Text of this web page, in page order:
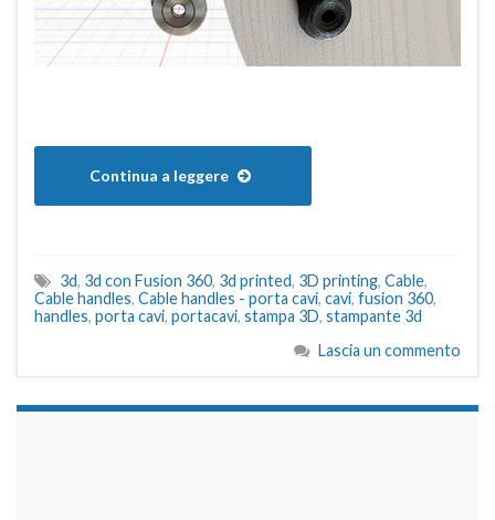
Continua a leggere
3d, 3d con Fusion 360, 3d printed, 3D printing, Cable,
Cable handles, Cable handles - porta cavi, cavi, fusion 360,
handles, porta cavi, portacavi, stampa 3D, stampante 3d
Lascia un commento